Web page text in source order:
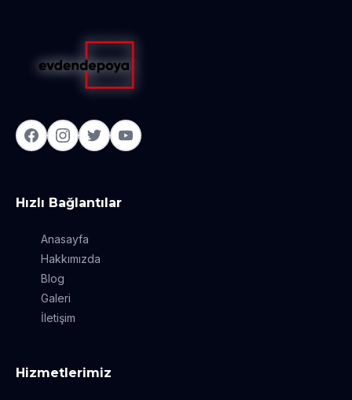
Hızlı Bağlantılar
Anasayfa
Hakkımızda
Blog
Galeri
İletişim
Hizmetlerimiz